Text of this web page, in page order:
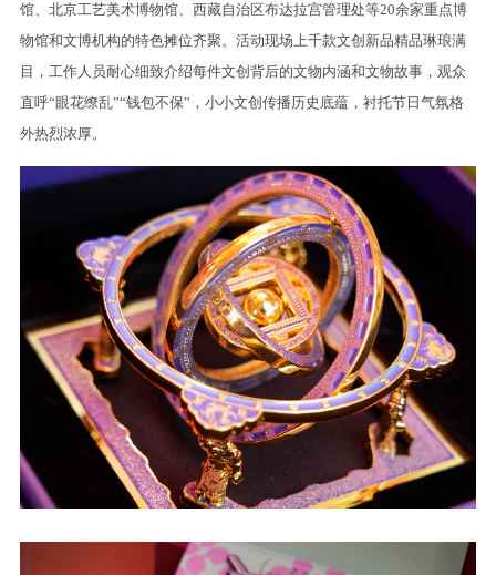
馆、北京工艺美术博物馆、西藏自治区布达拉宫管理处等20余家重点博
物馆和文博机构的特色摊位齐聚。活动现场上千款文创新品精品琳琅满
目，工作人员耐心细致介绍每件文创背后的文物内涵和文物故事，观众
直呼“眼花缭乱”“钱包不保”，小小文创传播历史底蕴，衬托节日气氛格
外热烈浓厚。